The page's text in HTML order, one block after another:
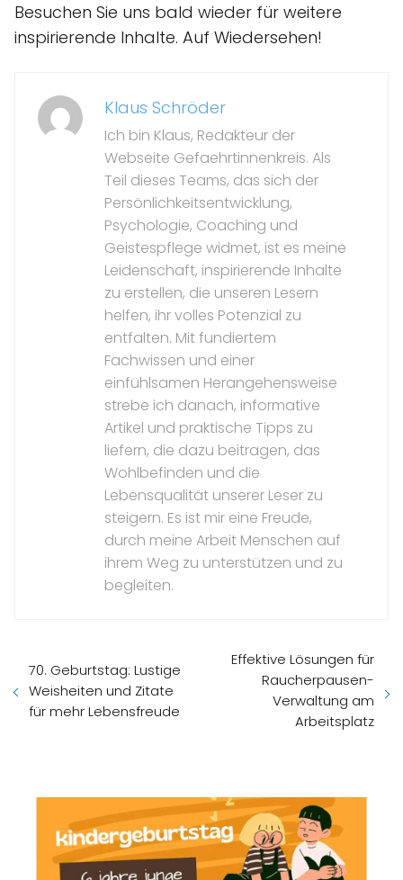
Besuchen Sie uns bald wieder für weitere
inspirierende Inhalte. Auf Wiedersehen!
Klaus Schröder
Ich bin Klaus, Redakteur der
Webseite Gefaehrtinnenkreis. Als
Teil dieses Teams, das sich der
Persönlichkeitsentwicklung,
Psychologie, Coaching und
Geistespflege widmet, ist es meine
Leidenschaft, inspirierende Inhalte
zu erstellen, die unseren Lesern
helfen, ihr volles Potenzial zu
entfalten. Mit fundiertem
Fachwissen und einer
einfühlsamen Herangehensweise
strebe ich danach, informative
Artikel und praktische Tipps zu
liefern, die dazu beitragen, das
Wohlbefinden und die
Lebensqualität unserer Leser zu
steigern. Es ist mir eine Freude,
durch meine Arbeit Menschen auf
ihrem Weg zu unterstützen und zu
begleiten.
70. Geburtstag: Lustige
Weisheiten und Zitate
für mehr Lebensfreude
Effektive Lösungen für
Raucherpausen-
Verwaltung am
Arbeitsplatz